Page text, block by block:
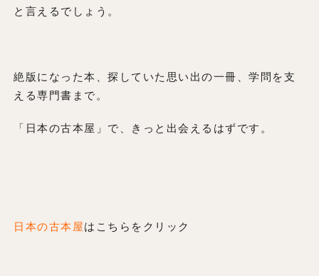
と言えるでしょう。
絶版になった本、探していた思い出の一冊、学問を支
える専門書まで。
「日本の古本屋」で、きっと出会えるはずです。
日本の古本屋はこちらをクリック